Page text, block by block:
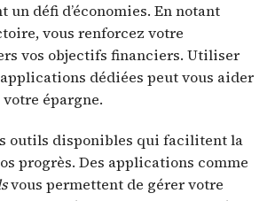
défi d’économies. En notant
vous renforcez votre
vos objectifs financiers. Utiliser
dédiées peut vous aider
épargne.
outils disponibles qui facilitent la
progrès. Des applications comme
vous permettent de gérer votre